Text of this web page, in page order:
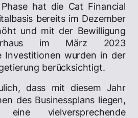
hat die Cat Financial
bereits im Dezember
und mit der Bewilligung
im März 2023
Investitionen wurden in der
berücksichtigt.
dass mit diesem Jahr
des Businessplans liegen,
vielversprechende